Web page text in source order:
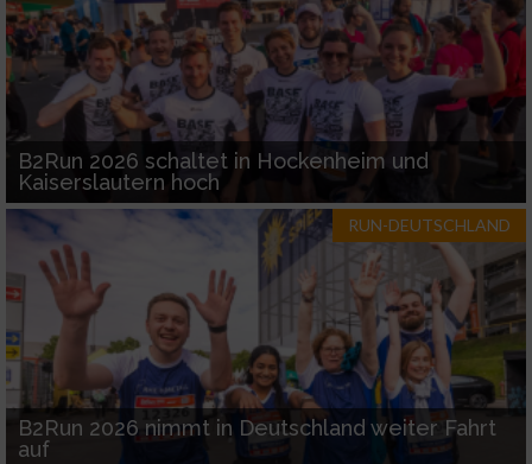
B2Run 2026 schaltet in Hockenheim und
Kaiserslautern hoch
RUN-DEUTSCHLAND
B2Run 2026 nimmt in Deutschland weiter Fahrt
auf